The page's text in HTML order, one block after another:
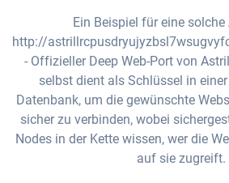
Ein Beispiel für eine solche
http://
- Offizieller Deep Web-Port von
selbst dient als Schlüssel in
Datenbank, um die gewünschte
sicher zu verbinden, wobei
Nodes in der Kette wissen, wer die
auf sie zugreift.